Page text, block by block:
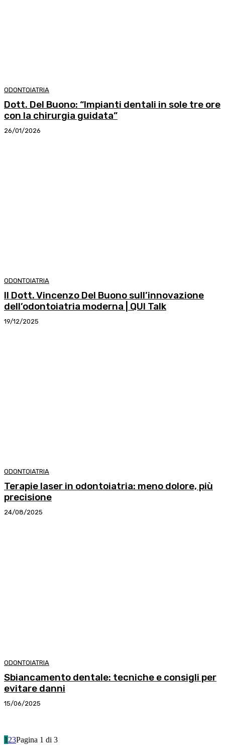
ODONTOIATRIA
Dott. Del Buono: “Impianti dentali in sole tre ore
con la chirurgia guidata”
26/01/2026
ODONTOIATRIA
Il Dott. Vincenzo Del Buono sull’innovazione
dell’odontoiatria moderna | QUI Talk
19/12/2025
ODONTOIATRIA
Terapie laser in odontoiatria: meno dolore, più
precisione
24/08/2025
ODONTOIATRIA
Sbiancamento dentale: tecniche e consigli per
evitare danni
15/06/2025
1 23Pagina 1 di 3